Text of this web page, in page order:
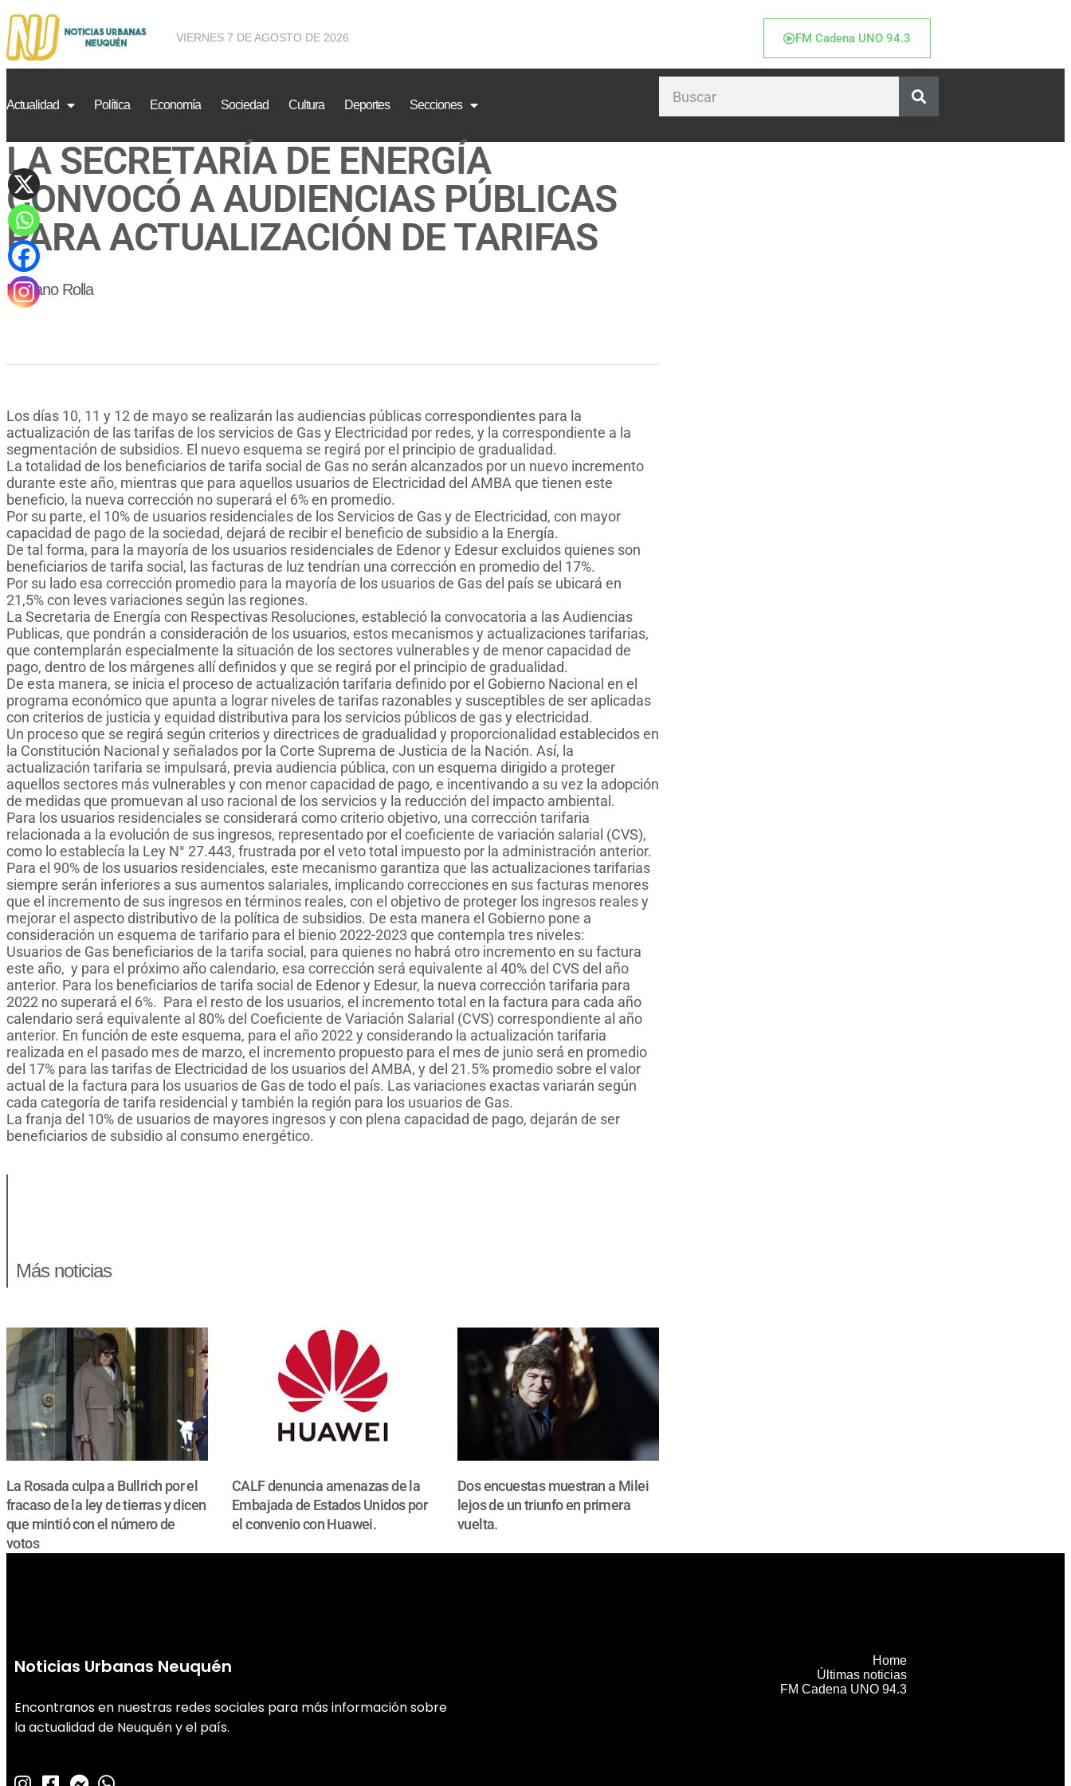
VIERNES 7 DE AGOSTO DE 2026 FM Cadena UNO 94.3
Actualidad Política Economía Sociedad Cultura Deportes Secciones
LA SECRETARÍA DE ENERGÍA
CONVOCÓ A AUDIENCIAS PÚBLICAS
PARA ACTUALIZACIÓN DE TARIFAS
Mariano Rolla
Los días 10, 11 y 12 de mayo se realizarán las audiencias públicas correspondientes para la
actualización de las tarifas de los servicios de Gas y Electricidad por redes, y la correspondiente a la
segmentación de subsidios. El nuevo esquema se regirá por el principio de gradualidad.
La totalidad de los beneficiarios de tarifa social de Gas no serán alcanzados por un nuevo incremento
durante este año, mientras que para aquellos usuarios de Electricidad del AMBA que tienen este
beneficio, la nueva corrección no superará el 6% en promedio.
Por su parte, el 10% de usuarios residenciales de los Servicios de Gas y de Electricidad, con mayor
capacidad de pago de la sociedad, dejará de recibir el beneficio de subsidio a la Energía.
De tal forma, para la mayoría de los usuarios residenciales de Edenor y Edesur excluidos quienes son
beneficiarios de tarifa social, las facturas de luz tendrían una corrección en promedio del 17%.
Por su lado esa corrección promedio para la mayoría de los usuarios de Gas del país se ubicará en
21,5% con leves variaciones según las regiones.
La Secretaria de Energía con Respectivas Resoluciones, estableció la convocatoria a las Audiencias
Publicas, que pondrán a consideración de los usuarios, estos mecanismos y actualizaciones tarifarias,
que contemplarán especialmente la situación de los sectores vulnerables y de menor capacidad de
pago, dentro de los márgenes allí definidos y que se regirá por el principio de gradualidad.
De esta manera, se inicia el proceso de actualización tarifaria definido por el Gobierno Nacional en el
programa económico que apunta a lograr niveles de tarifas razonables y susceptibles de ser aplicadas
con criterios de justicia y equidad distributiva para los servicios públicos de gas y electricidad.
Un proceso que se regirá según criterios y directrices de gradualidad y proporcionalidad establecidos en
la Constitución Nacional y señalados por la Corte Suprema de Justicia de la Nación. Así, la
actualización tarifaria se impulsará, previa audiencia pública, con un esquema dirigido a proteger
aquellos sectores más vulnerables y con menor capacidad de pago, e incentivando a su vez la adopción
de medidas que promuevan al uso racional de los servicios y la reducción del impacto ambiental.
Para los usuarios residenciales se considerará como criterio objetivo, una corrección tarifaria
relacionada a la evolución de sus ingresos, representado por el coeficiente de variación salarial (CVS),
como lo establecía la Ley N° 27.443, frustrada por el veto total impuesto por la administración anterior.
Para el 90% de los usuarios residenciales, este mecanismo garantiza que las actualizaciones tarifarias
siempre serán inferiores a sus aumentos salariales, implicando correcciones en sus facturas menores
que el incremento de sus ingresos en términos reales, con el objetivo de proteger los ingresos reales y
mejorar el aspecto distributivo de la política de subsidios. De esta manera el Gobierno pone a
consideración un esquema de tarifario para el bienio 2022-2023 que contempla tres niveles:
Usuarios de Gas beneficiarios de la tarifa social, para quienes no habrá otro incremento en su factura
este año, y para el próximo año calendario, esa corrección será equivalente al 40% del CVS del año
anterior. Para los beneficiarios de tarifa social de Edenor y Edesur, la nueva corrección tarifaria para
2022 no superará el 6%. Para el resto de los usuarios, el incremento total en la factura para cada año
calendario será equivalente al 80% del Coeficiente de Variación Salarial (CVS) correspondiente al año
anterior. En función de este esquema, para el año 2022 y considerando la actualización tarifaria
realizada en el pasado mes de marzo, el incremento propuesto para el mes de junio será en promedio
del 17% para las tarifas de Electricidad de los usuarios del AMBA, y del 21.5% promedio sobre el valor
actual de la factura para los usuarios de Gas de todo el país. Las variaciones exactas variarán según
cada categoría de tarifa residencial y también la región para los usuarios de Gas.
La franja del 10% de usuarios de mayores ingresos y con plena capacidad de pago, dejarán de ser
beneficiarios de subsidio al consumo energético.
Más noticias
La Rosada culpa a Bullrich por el
fracaso de la ley de tierras y dicen
que mintió con el número de
votos
CALF denuncia amenazas de la
Embajada de Estados Unidos por
el convenio con Huawei.
Dos encuestas muestran a Milei
lejos de un triunfo en primera
vuelta.
Noticias Urbanas Neuquén
Encontranos en nuestras redes sociales para más información sobre
la actualidad de Neuquén y el país.
Home
Últimas noticias
FM Cadena UNO 94.3